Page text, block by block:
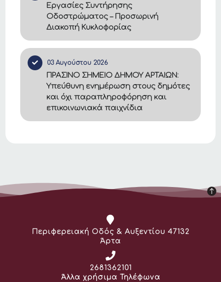
Εργασίες Συντήρησης
Οδοστρώματος – Προσωρινή
Διακοπή Κυκλοφορίας
03 Αυγούστου 2026
ΠΡΑΣΙΝΟ ΣΗΜΕΙΟ ΔΗΜΟΥ ΑΡΤΑΙΩΝ:
Υπεύθυνη ενημέρωση στους δημότες
και όχι παραπληροφόρηση και
επικοινωνιακά παιχνίδια
Διεύθυνση:
Περιφερειακή Οδός & Αυξεντίου 47132
Άρτα
Τηλέφωνο:
2681362101
Άλλα χρήσιμα Τηλέφωνα